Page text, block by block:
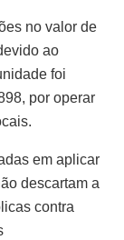
no valor de
ao
foi
por operar
em aplicar
descartam a
contra